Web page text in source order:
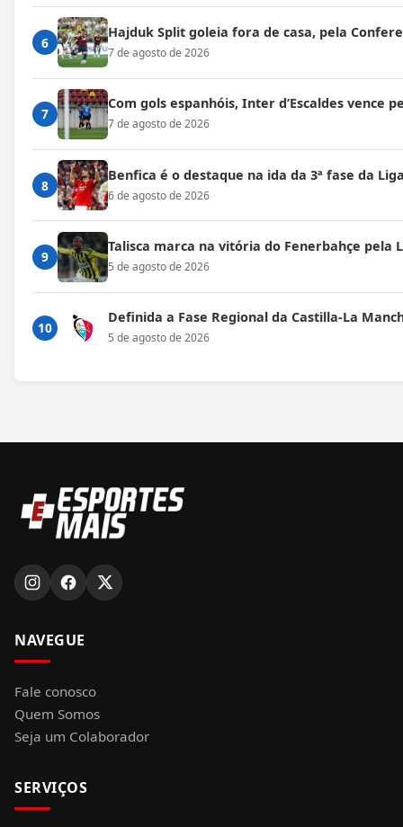
6
Hajduk Split goleia fora de casa, pela
7 de agosto de 2026
7
Com gols espanhóis, Inter d’Escaldes vence
7 de agosto de 2026
8
Benfica é o destaque na ida da 3ª fase da
6 de agosto de 2026
9
Talisca marca na vitória do Fenerbahçe pela
5 de agosto de 2026
10
Definida a Fase Regional da Castilla-La
5 de agosto de 2026
NAVEGUE
Fale conosco
Quem Somos
Seja um Colaborador
SERVIÇOS